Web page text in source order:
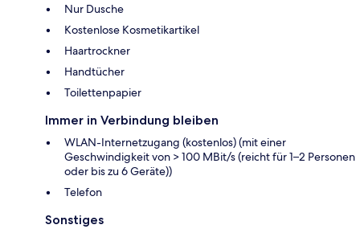
Nur Dusche
Kostenlose Kosmetikartikel
Haartrockner
Handtücher
Toilettenpapier
Immer in Verbindung bleiben
WLAN-Internetzugang (kostenlos) (mit einer
Geschwindigkeit von > 100 MBit/s (reicht für 1–2 Personen
oder bis zu 6 Geräte))
Telefon
Sonstiges